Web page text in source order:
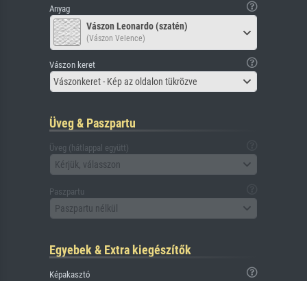
Anyag
Vászon Leonardo (szatén)
(Vászon Velence)
Vászon keret
Vászonkeret - Kép az oldalon tükrözve
Üveg & Paszpartu
Üveg (hátlappal együtt)
Kérjük, válasszon
Paszpartu
Paszpartu nélkül
Egyebek & Extra kiegészítők
Képakasztó